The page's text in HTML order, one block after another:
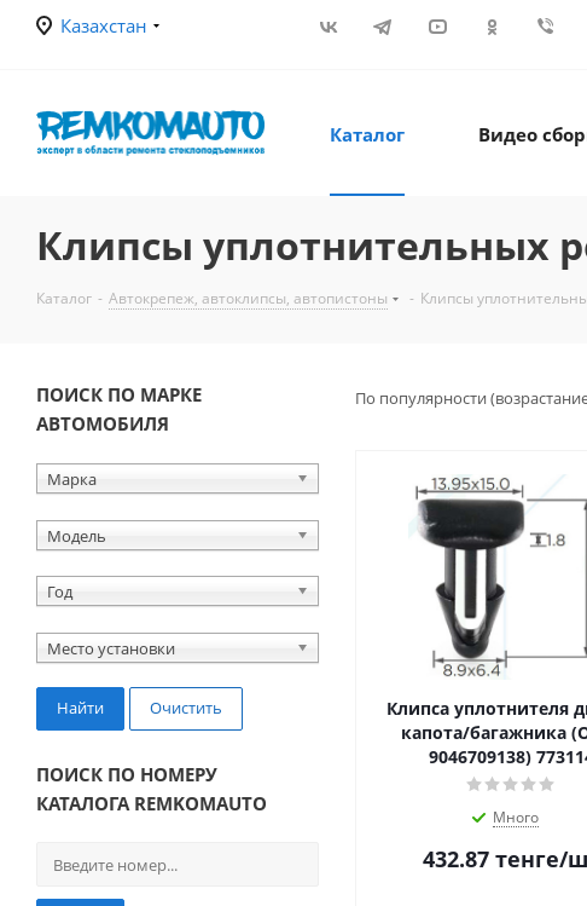
Казахстан
Каталог Видео
Клипсы уплотнительных
Каталог - Автокрепеж, автоклипсы, автопистоны - Клипсы
ПОИСК ПО МАРКЕ
АВТОМОБИЛЯ
Марка
Модель
Год
Место установки
Найти Очистить
ПОИСК ПО НОМЕРУ
КАТАЛОГА REMKOMAUTO
По популярности
Клипса уплотнителя
капота/багажника
9046709138)
Много
432.87тенге/